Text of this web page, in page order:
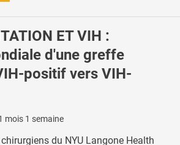
ET VIH :
d'une greffe
positif vers VIH-
mois 1 semaine
du NYU Langone Health